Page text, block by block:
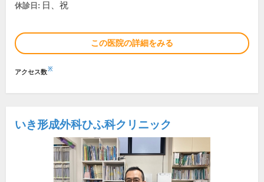
休診日: 日、祝
この医院の詳細をみる
アクセス数※
いき形成外科ひふ科クリニック